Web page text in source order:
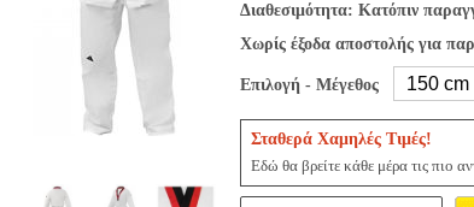
Διαθεσιμότητα: Κατόπιν
Χωρίς έξοδα αποστολής για
Επιλογή - Μέγεθος
Σταθερά Χαμηλές Τιμές!
Εδώ θα βρείτε κάθε μέρα τις πιο